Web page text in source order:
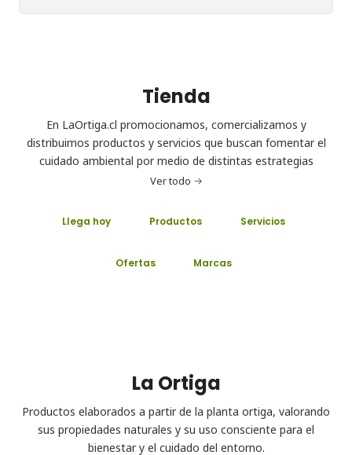
Tienda
En LaOrtiga.cl promocionamos, comercializamos y
distribuimos productos y servicios que buscan fomentar el
cuidado ambiental por medio de distintas estrategias
Ver todo
Llega hoy Productos Servicios
Ofertas Marcas
La Ortiga
Productos elaborados a partir de la planta ortiga, valorando
sus propiedades naturales y su uso consciente para el
bienestar y el cuidado del entorno.